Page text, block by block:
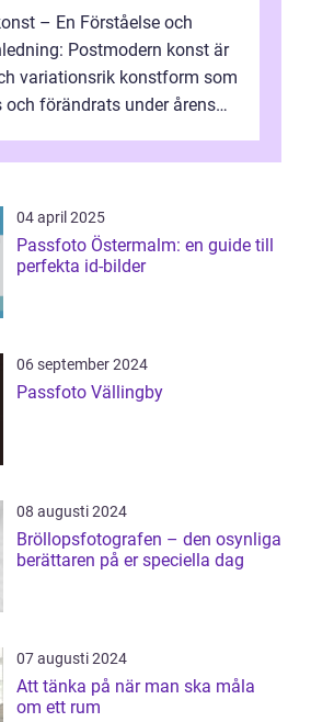
– En Förståelse och
Postmodern konst är
variationsrik konstform som
och förändrats under årens
04 april 2025
Passfoto Östermalm: en guide till
perfekta id-bilder
06 september 2024
Passfoto Vällingby
08 augusti 2024
Bröllopsfotografen – den osynliga
berättaren på er speciella dag
07 augusti 2024
Att tänka på när man ska måla
om ett rum